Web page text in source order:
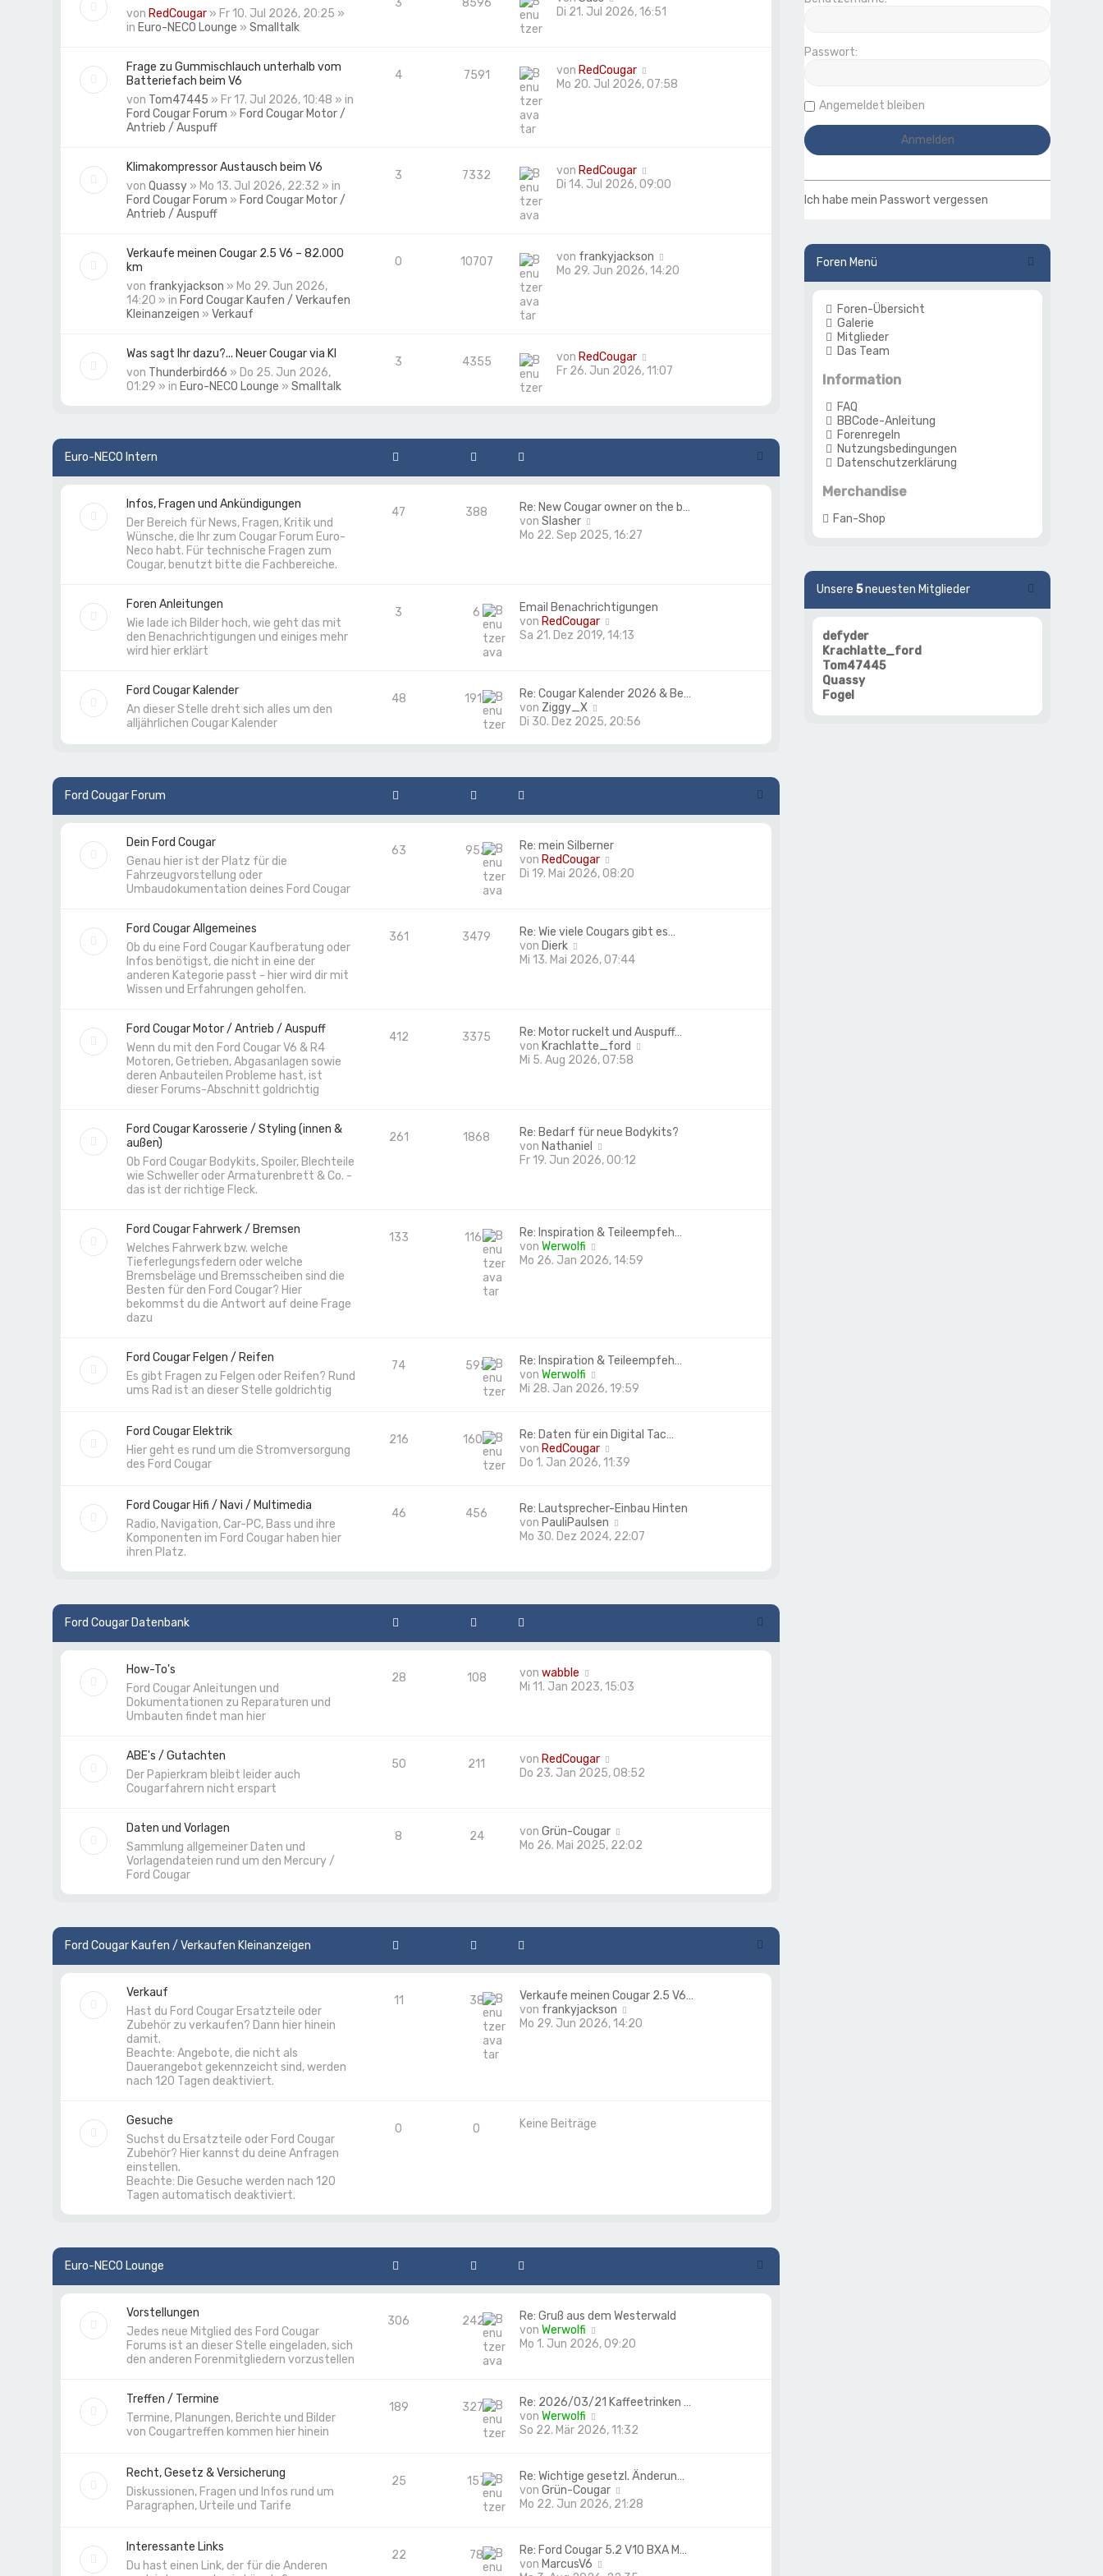
von RedCougar» Fr 10. Jul 2026, 20:25 »
in Euro-NECO Lounge » Smalltalk
3 8596
Di 21. Jul 2026, 16:51
Frage zu Gummischlauch unterhalb vom
Batteriefach beim V6
von Tom47445 » Fr 17. Jul 2026, 10:48 » in
Ford Cougar Forum » Ford Cougar Motor /
Antrieb / Auspuff
4 7591 von RedCougar
Mo 20. Jul 2026, 07:58
Klimakompressor Austausch beim V6
von Quassy» Mo 13. Jul 2026, 22:32 » in
Ford Cougar Forum » Ford Cougar Motor /
Antrieb / Auspuff
3 7332 von RedCougar
Di 14. Jul 2026, 09:00
Verkaufe meinen Cougar 2.5 V6 – 82.000
km
von frankyjackson » Mo 29. Jun 2026,
14:20 » in Ford Cougar Kaufen / Verkaufen
Kleinanzeigen » Verkauf
0 10707 von frankyjackson
Mo 29. Jun 2026, 14:20
Was sagt Ihr dazu?... Neuer Cougar via KI
von Thunderbird66 » Do 25. Jun 2026,
01:29 » in Euro-NECO Lounge » Smalltalk
3 4355 von RedCougar
Fr 26. Jun 2026, 11:07
Euro-NECO Intern
Infos, Fragen und Ankündigungen
Der Bereich für News, Fragen, Kritik und
Wünsche, die Ihr zum Cougar Forum Euro-
Neco habt. Für technische Fragen zum
Cougar, benutzt bitte die Fachbereiche.
47 388
Re: New Cougar owner on the b…
vonSlasher
e
e
r
B
r
a
g
Mo 22. Sep 2025, 16:27
Foren Anleitungen
Wie lade ich Bilder hoch, wie geht das mit
den Benachrichtigungen und einiges mehr
wird hier erklärt
3 6
Email Benachrichtigungen
von RedCougar
e
t
r
e
t
g
Sa 21. Dez 2019, 14:13
Ford Cougar Kalender
An dieser Stelle dreht sich alles um den
alljährlichen Cougar Kalender
48 1910
Re: Cougar Kalender 2026 & Be…
von Ziggy_X
e
e
t
B
i
t
r
Di 30. Dez 2025, 20:56
Ford Cougar Forum
Dein Ford Cougar
Genau hier ist der Platz für die
Fahrzeugvorstellung oder
Umbaudokumentation deines Ford Cougar
63 952
Re: mein Silberner
von RedCougar
e
t
r
r
a
g
Di 19. Mai 2026, 08:20
Ford Cougar Allgemeines
Ob du eine Ford Cougar Kaufberatung oder
Infos benötigst, die nicht in eine der
anderen Kategorie passt - hier wird dir mit
Wissen und Erfahrungen geholfen.
361 3479
Re: Wie viele Cougars gibt es…
von Dierk
e
e
r
B
a
g
Mi 13. Mai 2026, 07:44
Ford Cougar Motor / Antrieb / Auspuff
Wenn du mit den Ford Cougar V6 & R4
Motoren, Getrieben, Abgasanlagen sowie
deren Anbauteilen Probleme hast, ist
dieser Forums-Abschnitt goldrichtig
412 3375
Re: Motor ruckelt und Auspuff…
von Krachlatte_ford
e
r
a
g
Mi 5. Aug 2026, 07:58
Ford Cougar Karosserie / Styling (innen &
außen)
Ob Ford Cougar Bodykits, Spoiler, Blechteile
wie Schweller oder Armaturenbrett & Co. -
das ist der richtige Fleck.
261 1868
Re: Bedarf für neue Bodykits?
von Nathaniel
e
e
B
Fr 19. Jun 2026, 00:12
Ford Cougar Fahrwerk / Bremsen
Welches Fahrwerk bzw. welche
Tieferlegungsfedern oder welche
Bremsbeläge und Bremsscheiben sind die
Besten für den Ford Cougar? Hier
bekommst du die Antwort auf deine Frage
dazu
133 1160
Re: Inspiration & Teileempfeh…
vonWerwolfi
e
B
i
a
g
Mo 26. Jan 2026, 14:59
Ford Cougar Felgen / Reifen
Es gibt Fragen zu Felgen oder Reifen? Rund
ums Rad ist an dieser Stelle goldrichtig
74 595
Re: Inspiration & Teileempfeh…
vonWerwolfi
e
s
t
e
r
i
t
r
g
Mi 28. Jan 2026, 19:59
Ford Cougar Elektrik
Hier geht es rund um die Stromversorgung
des Ford Cougar
216 1606
Re: Daten für ein Digital Tac…
von RedCougar
e
s
t
e
e
t
g
Do 1. Jan 2026, 11:39
Ford Cougar Hifi / Navi / Multimedia
Radio, Navigation, Car-PC, Bass und ihre
Komponenten im Ford Cougar haben hier
ihren Platz.
46 456
Re: Lautsprecher-Einbau Hinten
von PauliPaulsen
e
e
e
r
Mo 30. Dez 2024, 22:07
Ford Cougar Datenbank
How-To's
Ford Cougar Anleitungen und
Dokumentationen zu Reparaturen und
Umbauten findet man hier
28 108 vonwabble
e
e
r
t
r
a
Mi 11. Jan 2023, 15:03
ABE's / Gutachten
Der Papierkram bleibt leider auch
Cougarfahrern nicht erspart
50 211 von RedCougar
e
t
e
i
r
Do 23. Jan 2025, 08:52
Daten und Vorlagen
Sammlung allgemeiner Daten und
Vorlagendateien rund um den Mercury /
Ford Cougar
8 24 vonGrün-Cougar
e
r
i
r
a
g
Mo 26. Mai 2025, 22:02
Ford Cougar Kaufen / Verkaufen Kleinanzeigen
Verkauf
Hast du Ford Cougar Ersatzteile oder
Zubehör zu verkaufen? Dann hier hinein
damit.
Beachte: Angebote, die nicht als
Dauerangebot gekennzeicht sind, werden
nach 120 Tagen deaktiviert.
11 38
Verkaufe meinen Cougar 2.5 V6…
von frankyjackson
e
Mo 29. Jun 2026, 14:20
Gesuche
Suchst du Ersatzteile oder Ford Cougar
Zubehör? Hier kannst du deine Anfragen
einstellen.
Beachte: Die Gesuche werden nach 120
Tagen automatisch deaktiviert.
0 0 Keine Beiträge
Euro-NECO Lounge
Vorstellungen
Jedes neue Mitglied des Ford Cougar
Forums ist an dieser Stelle eingeladen, sich
den anderen Forenmitgliedern vorzustellen
306 2426
Re: Gruß aus dem Westerwald
vonWerwolfi
e
t
r
t
r
a
Mo 1. Jun 2026, 09:20
Treffen / Termine
Termine, Planungen, Berichte und Bilder
von Cougartreffen kommen hier hinein
189 3272
Re: 2026/03/21 Kaffeetrinken …
vonWerwolfi
e
s
t
e
i
t
So 22. Mär 2026, 11:32
Recht, Gesetz & Versicherung
Diskussionen, Fragen und Infos rund um
Paragraphen, Urteile und Tarife
25 157
Re: Wichtige gesetzl. Änderun…
vonGrün-Cougar
e
s
e
Mo 22. Jun 2026, 21:28
Interessante Links
Du hast einen Link, der für die Anderen
22 78
Re: Ford Cougar 5.2 V10 BXA M…
von MarcusV6
Passwort:
Angemeldet bleiben
Ich habe mein Passwort vergessen
Foren Menü
Foren-Übersicht
Galerie
Mitglieder
Das Team
Information
FAQ
BBCode-Anleitung
Forenregeln
Nutzungsbedingungen
Datenschutzerklärung
Merchandise
Fan-Shop
Unsere5neuesten Mitglieder
defyder
Krachlatte_ford
Tom47445
Quassy
Fogel